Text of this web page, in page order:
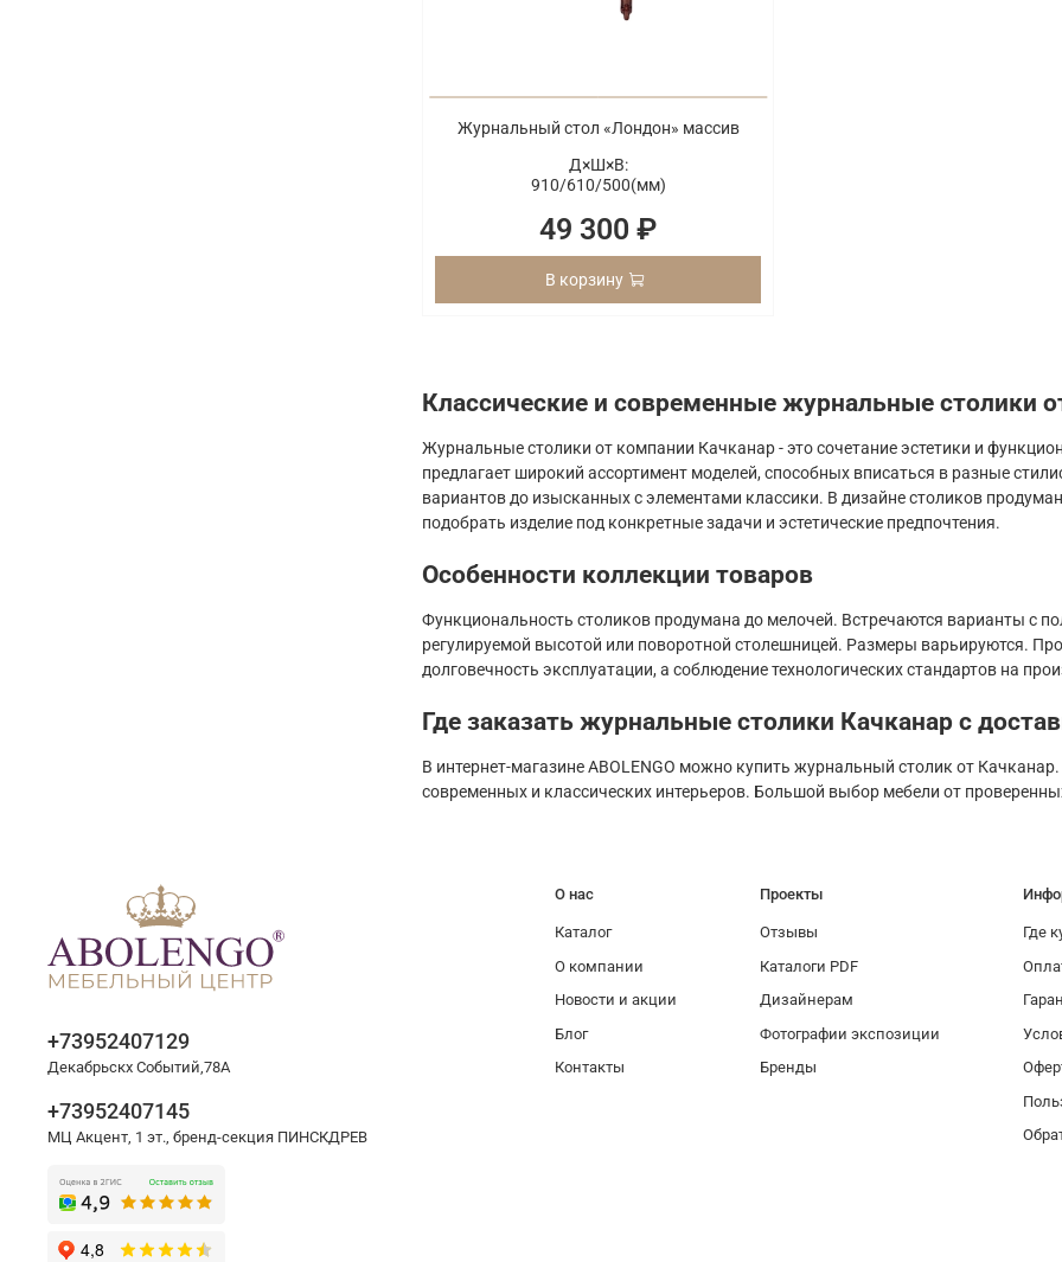
Журнальный стол «Лондон» массив
Д×Ш×В:
910/610/500(мм)
49 300 ₽
В корзину
Классические и современные журнальные столики
Журнальные столики от компании Качканар - это сочетание эстетики и
предлагает широкий ассортимент моделей, способных вписаться в разные
вариантов до изысканных с элементами классики. В дизайне столиков
подобрать изделие под конкретные задачи и эстетические предпочтения.
Особенности коллекции товаров
Функциональность столиков продумана до мелочей. Встречаются варианты с
регулируемой высотой или поворотной столешницей. Размеры варьируются.
долговечность эксплуатации, а соблюдение технологических стандартов на
Где заказать журнальные столики Качканар с
В интернет-магазине ABOLENGO можно купить журнальный столик от
современных и классических интерьеров. Большой выбор мебели от
О нас
Каталог
О компании
Новости и акции
Блог
Контакты
Проекты
Отзывы
Каталоги PDF
Дизайнерам
Фотографии экспозиции
Бренды
Где
+73952407129
Декабрьскх Событий,78А
+73952407145
МЦ Акцент, 1 эт., бренд-секция ПИНСКДРЕВ